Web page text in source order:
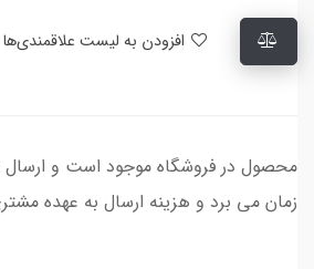
زمان می برد و هزینه ارسال به عهده